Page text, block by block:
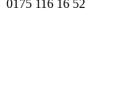
0175 116 16 52